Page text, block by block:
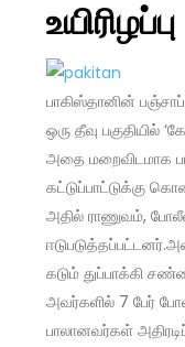
உயிரிழப்பு
பாகிஸ்தானின்
ஒரு தீவு பகுதியில்
அதை மறைவிடமாக
கட்டுப்பாட்டுக்கு
அதில் ராணுவம்,
கடும் துப்பாக்கி
அவர்களில் 7 பேர்
பாலானவர்கள்